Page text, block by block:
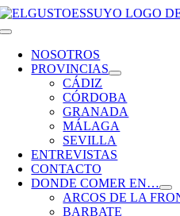
Saltar
al
Toggle
NavigationNOSOTROS
PROVINCIAS
CÁDIZ
CÓRDOBA
GRANADA
MÁLAGA
SEVILLA
ENTREVISTAS
CONTACTO
DONDE COMER EN…
ARCOS DE LA
BARBATE